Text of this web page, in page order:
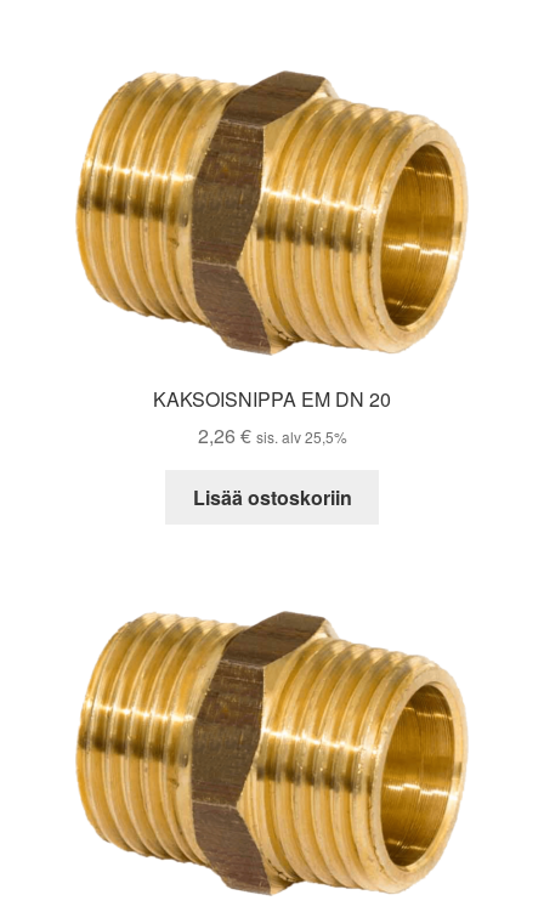
KAKSOISNIPPA EM DN 20
2,26 € sis. alv 25,5%
Lisää ostoskoriin